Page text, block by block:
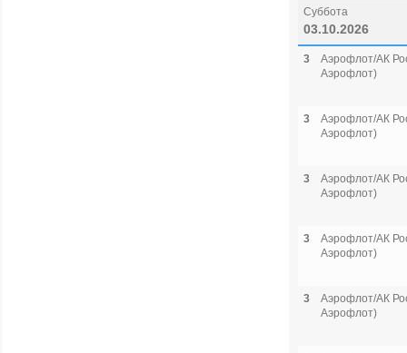
Суббота
03.10.2026
3
Аэрофлот/АК
Аэрофлот)
3
Аэрофлот/АК
Аэрофлот)
3
Аэрофлот/АК
Аэрофлот)
3
Аэрофлот/АК
Аэрофлот)
3
Аэрофлот/АК
Аэрофлот)